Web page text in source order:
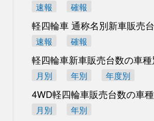
速報 確報
軽四輪車 通称名別新車販売
速報 確報
軽四輪車新車販売台数の車
月別 年別 年度別
4WD軽四輪車販売台数の車
月別 年別